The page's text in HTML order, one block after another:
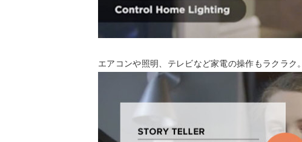
エアコンや照明、テレビなど家電の操作もラクラク。